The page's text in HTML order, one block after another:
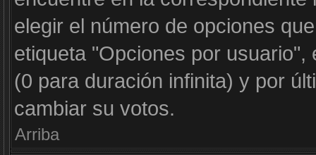
elegir el número de opciones
etiqueta "Opciones por
(0 para duración infinita) y por
cambiar su votos.
Arriba